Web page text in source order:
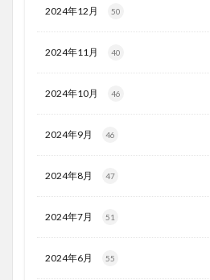
2024年12月 50
2024年11月 40
2024年10月 46
2024年9月 46
2024年8月 47
2024年7月 51
2024年6月 55